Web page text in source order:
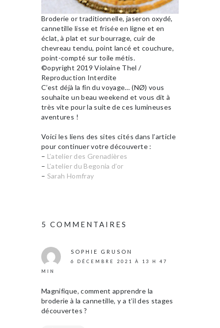
Broderie or traditionnelle, jaseron oxydé,
cannetille lisse et frisée en ligne et en
éclat, à plat et sur bourrage, cuir de
chevreau tendu, point lancé et couchure,
point-compté sur toile métis.
©opyright 2019 Violaine Thel /
Reproduction Interdite
C’est déjà la fin du voyage… (NØ) vous
souhaite un beau weekend et vous dit à
très vite pour la suite de ces lumineuses
aventures !
Voici les liens des sites cités dans l’article
pour continuer votre découverte :
– L’atelier des Grenadières
– L’atelier du Begonia d’or
– Sarah Homfray
5 COMMENTAIRES
SOPHIE GRUSON
6 DÉCEMBRE 2021 À 13 H 47
MIN
Magnifique, comment apprendre la
broderie à la cannetille, y a t’il des stages
découvertes ?